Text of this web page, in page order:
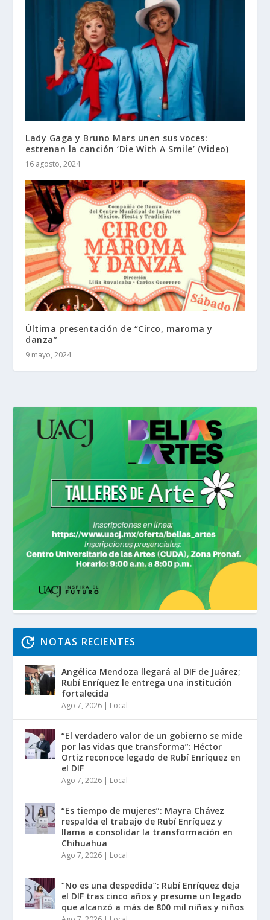
Lady Gaga y Bruno Mars unen sus voces:
estrenan la canción ‘Die With A Smile’ (Video)
16 agosto, 2024
Última presentación de “Circo, maroma y
danza”
9 mayo, 2024
NOTAS RECIENTES
Angélica Mendoza llegará al DIF de Juárez;
Rubí Enríquez le entrega una institución
fortalecida
Ago 7, 2026 | Local
“El verdadero valor de un gobierno se mide
por las vidas que transforma”: Héctor
Ortiz reconoce legado de Rubí Enríquez en
el DIF
Ago 7, 2026 | Local
“Es tiempo de mujeres”: Mayra Chávez
respalda el trabajo de Rubí Enríquez y
llama a consolidar la transformación en
Chihuahua
Ago 7, 2026 | Local
“No es una despedida”: Rubí Enríquez deja
el DIF tras cinco años y presume un legado
que alcanzó a más de 800 mil niñas y niños